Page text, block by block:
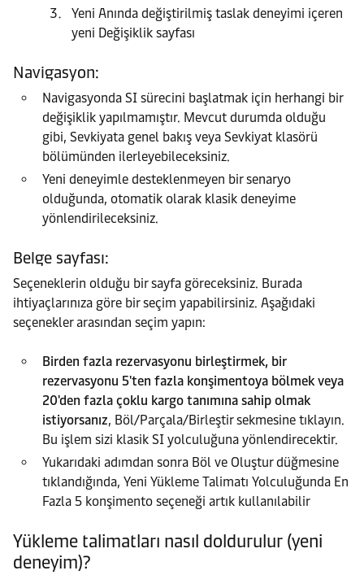
Yeni Anında değiştirilmiş taslak deneyimi içeren
yeni Değişiklik sayfası
Navigasyon:
Navigasyonda SI sürecini başlatmak için herhangi bir
değişiklik yapılmamıştır. Mevcut durumda olduğu
gibi, Sevkiyata genel bakış veya Sevkiyat klasörü
bölümünden ilerleyebileceksiniz.
Yeni deneyimle desteklenmeyen bir senaryo
olduğunda, otomatik olarak klasik deneyime
yönlendirileceksiniz.
Belge sayfası:
Seçeneklerin olduğu bir sayfa göreceksiniz. Burada
ihtiyaçlarınıza göre bir seçim yapabilirsiniz. Aşağıdaki
seçenekler arasından seçim yapın:
Birden fazla rezervasyonu birleştirmek, bir
rezervasyonu 5'ten fazla konşimentoya bölmek veya
20'den fazla çoklu kargo tanımına sahip olmak
istiyorsanız, Böl/Parçala/Birleştir sekmesine tıklayın.
Bu işlem sizi klasik SI yolculuğuna yönlendirecektir.
Yukarıdaki adımdan sonra Böl ve Oluştur düğmesine
tıklandığında, Yeni Yükleme Talimatı Yolculuğunda En
Fazla 5 konşimento seçeneği artık kullanılabilir
Yükleme talimatları nasıl doldurulur (yeni
deneyim)?